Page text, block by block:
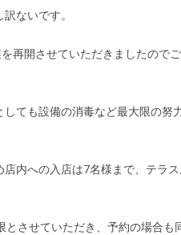
ないです。
再開させていただきましたので
ても設備の消毒など最大限の努
内への入店は7名様まで、テラ
させていただき、予約の場合も